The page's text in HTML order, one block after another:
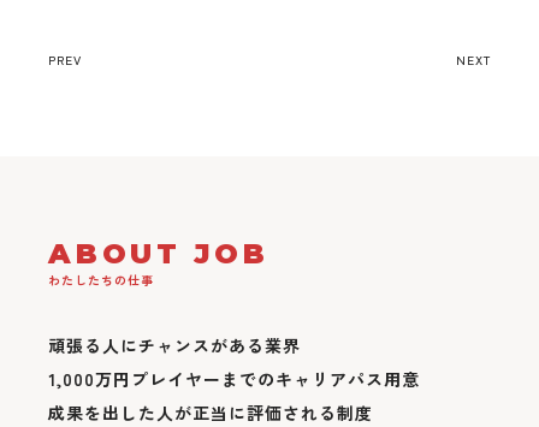
PREV NEXT
ABOUT JOB
わたしたちの仕事
頑張る人にチャンスがある業界
1,000万円プレイヤーまでのキャリアパス用意
成果を出した人が正当に評価される制度